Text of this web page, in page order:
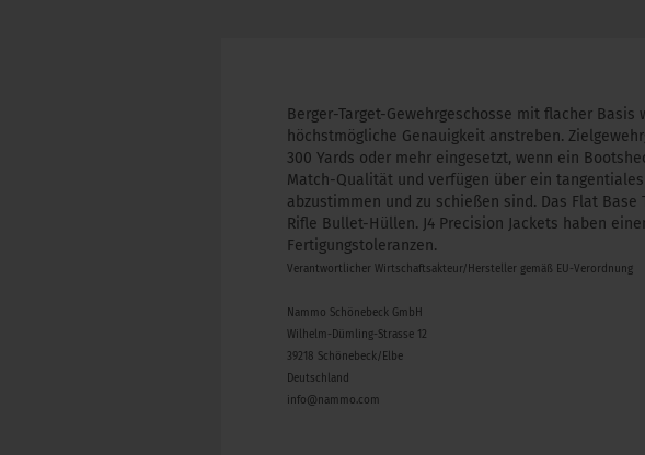
Berger-Target-Gewehrgeschosse mit flacher
höchstmögliche Genauigkeit anstreben.
300 Yards oder mehr eingesetzt, wenn ein
Match-Qualität und verfügen über ein
abzustimmen und zu schießen sind. Das Flat
Rifle Bullet-Hüllen. J4 Precision Jackets haben
Fertigungstoleranzen.
Verantwortlicher Wirtschaftsakteur/Hersteller gemäß EU-Verordnung
Nammo Schönebeck GmbH
Wilhelm-Dümling-Strasse 12
39218 Schönebeck/Elbe
Deutschland
info@nammo.com